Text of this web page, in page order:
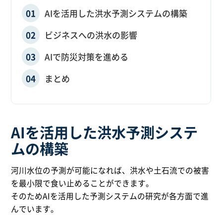
AIを活用した洪水予測システムの構築
ビジネスへの洪水の影響
AIで防災対策を進める
まとめ
AIを活用した洪水予測システ
ムの構築
河川水位の予測が可能になれば、洪水や土石流での被害
を最小限で食い止めることができます。
そのためAIを活用した予測システムの研究が各方面で進
んでいます。